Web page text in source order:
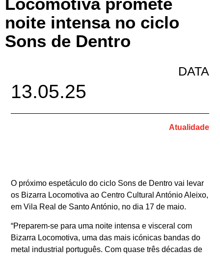
Locomotiva promete
noite intensa no ciclo
Sons de Dentro
DATA
13.05.25
Atualidade
O próximo espetáculo do ciclo Sons de Dentro vai levar
os Bizarra Locomotiva ao Centro Cultural António Aleixo,
em Vila Real de Santo António, no dia 17 de maio.
“Preparem-se para uma noite intensa e visceral com
Bizarra Locomotiva, uma das mais icónicas bandas do
metal industrial português. Com quase três décadas de